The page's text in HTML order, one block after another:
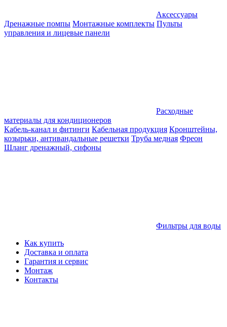
Аксессуары
Дренажные помпы Монтажные комплекты Пульты
управления и лицевые панели
Расходные
материалы для кондиционеров
Кабель-канал и фитинги Кабельная продукция Кронштейны,
козырьки, антивандальные решетки Труба медная Фреон
Шланг дренажный, сифоны
Фильтры для воды
Как купить
Доставка и оплата
Гарантия и сервис
Монтаж
Контакты